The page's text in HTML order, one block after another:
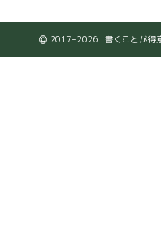
2017–2026 書くことが得